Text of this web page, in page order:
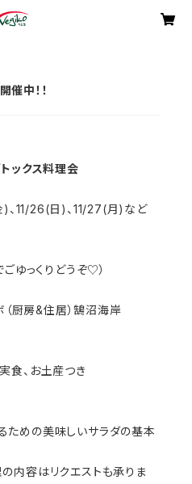
中！！
トックス料理会
)、11/26(日)、11/27(月)など
ゆっくりどうぞ♡）
（厨房&住居）鵠沼海岸
食、お土産つき
ための美味しいサラダの基本
内容はリクエストも承りま